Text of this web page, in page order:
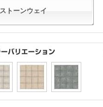
ストーンウェイ